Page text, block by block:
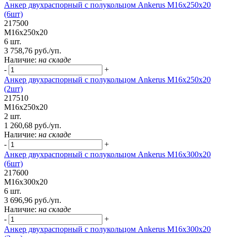
Анкер двухраспорный с полукольцом Ankerus М16х250х20
(6шт)
217500
М16х250х20
6 шт.
3 758,76 руб./уп.
Наличие: на складе
-
+
Анкер двухраспорный с полукольцом Ankerus М16х250х20
(2шт)
217510
М16х250х20
2 шт.
1 260,68 руб./уп.
Наличие: на складе
-
+
Анкер двухраспорный с полукольцом Ankerus М16х300х20
(6шт)
217600
М16х300х20
6 шт.
3 696,96 руб./уп.
Наличие: на складе
-
+
Анкер двухраспорный с полукольцом Ankerus М16х300х20